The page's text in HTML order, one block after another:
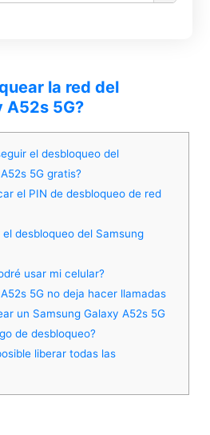
la red del
A52s 5G?
el desbloqueo del
5G gratis?
el PIN de desbloqueo de red
desbloqueo del Samsung
usar mi celular?
5G no deja hacer llamadas
un Samsung Galaxy A52s 5G
de desbloqueo?
liberar todas las